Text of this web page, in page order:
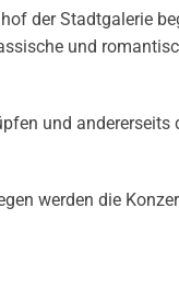
der Stadtgalerie
und
und andererseits
werden die